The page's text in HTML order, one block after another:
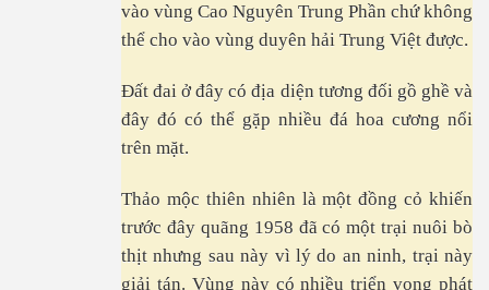
vào vùng Cao Nguyên Trung Phần chứ không
thể cho vào vùng duyên hải Trung Việt được.
Đất đai ở đây có địa diện tương đối gồ ghề và
đây đó có thể gặp nhiều đá hoa cương nổi
trên mặt.
Thảo mộc thiên nhiên là một đồng cỏ khiến
trước đây quãng 1958 đã có một trại nuôi bò
thịt nhưng sau này vì lý do an ninh, trại này
giải tán. Vùng này có nhiều triển vọng phát